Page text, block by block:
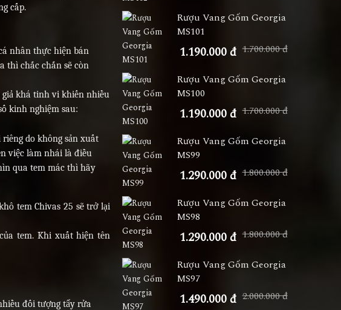
cấp.
nhân thực hiện bán
thì chắc chắn sẽ còn
giả khá tinh vi khiến nhiều
kinh nghiệm sau:
riêng do không sản xuất
việc làm nhái là điều
qua tem mác thì hãy
tem Chivas 25 sẽ trở lại
tem. Khi xuất hiện tên
đối tượng tẩy rửa
Rượu Vang Gốm Georgia
MS101
1.190.000 đ 1.700.000 đ
Rượu Vang Gốm Georgia
MS100
1.190.000 đ 1.700.000 đ
Rượu Vang Gốm Georgia
MS99
1.290.000 đ 1.800.000 đ
Rượu Vang Gốm Georgia
MS98
1.290.000 đ 1.800.000 đ
Rượu Vang Gốm Georgia
MS97
1.490.000 đ 2.000.000 đ